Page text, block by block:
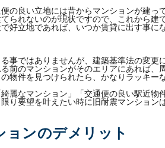
の良い立地には昔からマンションが建
られないのが現状ですので、これから
好立地であれば、いつか賃貸に出す事に
事ではありませんが、建築基準法の変
前のマンションがそのエリアにあれば
物件を見つけられたら、かなりラッキー
綺麗なマンション」「交通便の良い駅近
り要望を叶えたい時に旧耐震マンション
ョンのデメリット